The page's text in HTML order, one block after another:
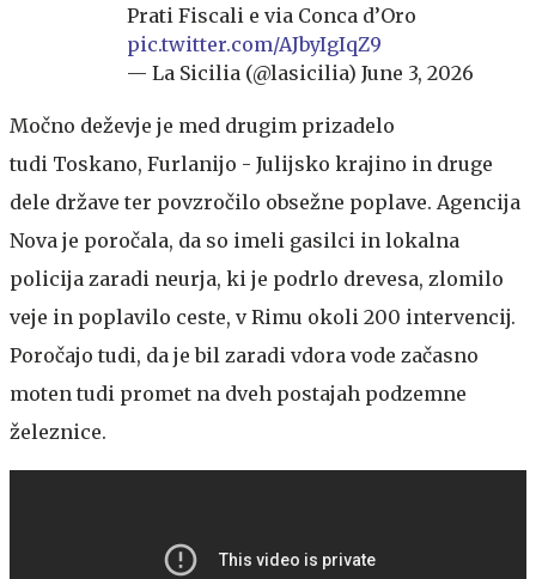
Prati Fiscali e via Conca d’Oro
pic.twitter.com/AJbyIgIqZ9
— La Sicilia (@lasicilia) June 3, 2026
Močno deževje je med drugim prizadelo
tudi Toskano, Furlanijo - Julijsko krajino in druge
dele države ter povzročilo obsežne poplave. Agencija
Nova je poročala, da so imeli gasilci in lokalna
policija zaradi neurja, ki je podrlo drevesa, zlomilo
veje in poplavilo ceste, v Rimu okoli 200 intervencij.
Poročajo tudi, da je bil zaradi vdora vode začasno
moten tudi promet na dveh postajah podzemne
železnice.